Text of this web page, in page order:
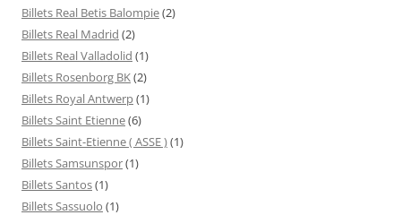
Billets Real Betis Balompie(2)
Billets Real Madrid (2)
Billets Real Valladolid (1)
Billets Rosenborg BK(2)
Billets Royal Antwerp(1)
Billets Saint Etienne(6)
Billets Saint-Etienne ( ASSE )(1)
Billets Samsunspor(1)
Billets Santos(1)
Billets Sassuolo (1)